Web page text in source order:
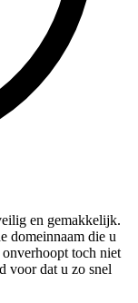
en gemakkelijk.
domeinnaam die u
toch niet
voor dat u zo snel